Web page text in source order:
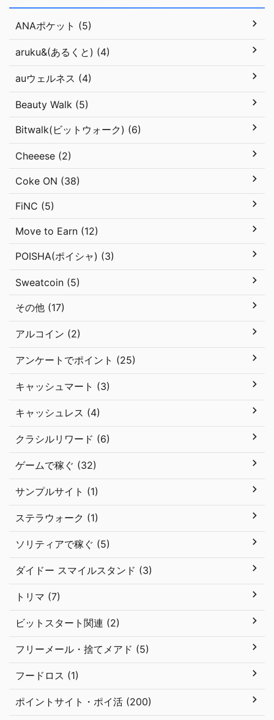
ANAポケット (5)
aruku&(あるくと) (4)
auウェルネス (4)
Beauty Walk (5)
Bitwalk(ビットウォーク) (6)
Cheeese (2)
Coke ON (38)
FiNC (5)
Move to Earn (12)
POISHA(ポイシャ) (3)
Sweatcoin (5)
その他 (17)
アルコイン (2)
アンケートでポイント (25)
キャッシュマート (3)
キャッシュレス (4)
クラシルリワード (6)
ゲームで稼ぐ (32)
サンプルサイト (1)
ステラウォーク (1)
ソリティアで稼ぐ (5)
ダイドー スマイルスタンド (3)
トリマ (7)
ビットスタート関連 (2)
フリーメール・捨てメアド (5)
フードロス (1)
ポイントサイト・ポイ活 (200)